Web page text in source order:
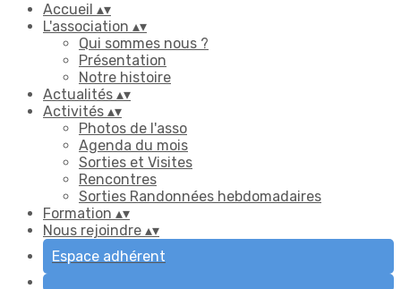
Accueil ▴▾
L'association ▴▾
Qui sommes nous ?
Présentation
Notre histoire
Actualités ▴▾
Activités ▴▾
Photos de l'asso
Agenda du mois
Sorties et Visites
Rencontres
Sorties Randonnées hebdomadaires
Formation ▴▾
Nous rejoindre ▴▾
Espace adhérent